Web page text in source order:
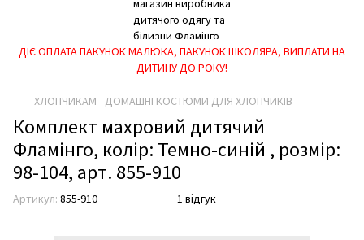
ДІЄ ОПЛАТА ПАКУНОК МАЛЮКА, ПАКУНОК ШКОЛЯРА, ВИПЛАТИ НА
ДИТИНУ ДО РОКУ!
ХЛОПЧИКАМ ДОМАШНІ КОСТЮМИ ДЛЯ ХЛОПЧИКІВ
Комплект махровий дитячий
Фламінго, колір: Темно-синій , розмір:
98-104, арт. 855-910
Артикул: 855-910 1 відгук